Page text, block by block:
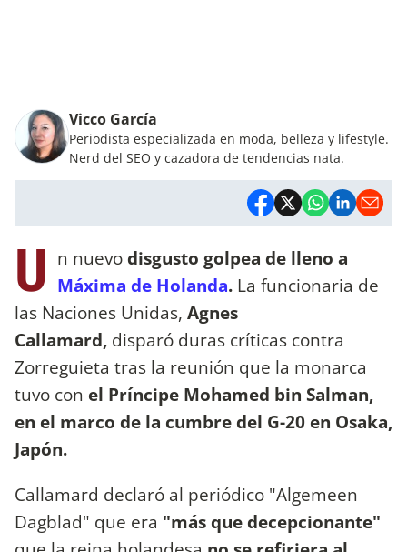
Vicco García
Periodista especializada en moda, belleza y lifestyle.
Nerd del SEO y cazadora de tendencias nata.
U n nuevodisgusto golpea de lleno a
Máxima de Holanda. La funcionaria de
las Naciones Unidas, Agnes
Callamard, disparó duras críticas contra
Zorreguieta tras la reunión que la monarca
tuvo con el Príncipe Mohamed bin Salman,
en el marco de la cumbre del G-20 en Osaka,
Japón.
Callamard declaró al periódico "Algemeen
Dagblad" que era "más que decepcionante"